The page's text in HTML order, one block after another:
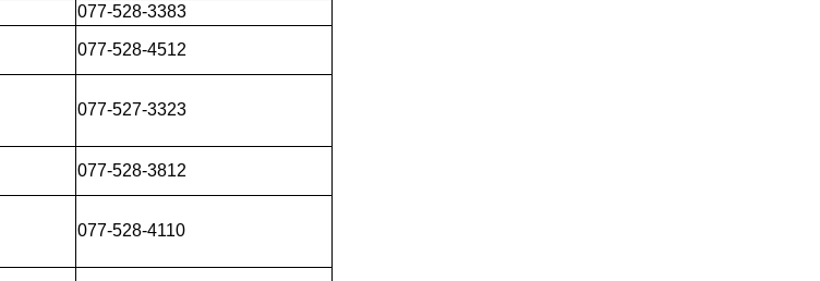
077-528-3383
077-528-4512
077-527-3323
077-528-3812
077-528-4110